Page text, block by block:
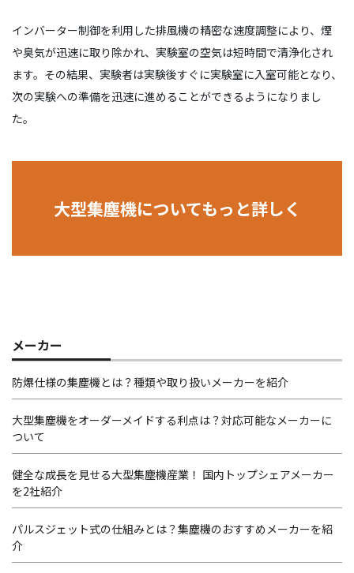
インバーター制御を利用した排風機の精密な速度調整により、煙
や臭気が迅速に取り除かれ、実験室の空気は短時間で清浄化され
ます。その結果、実験者は実験後すぐに実験室に入室可能となり、
次の実験への準備を迅速に進めることができるようになりまし
た。
大型集塵機についてもっと詳しく
メーカー
防爆仕様の集塵機とは？種類や取り扱いメーカーを紹介
大型集塵機をオーダーメイドする利点は？対応可能なメーカーに
ついて
健全な成長を見せる大型集塵機産業！ 国内トップシェアメーカー
を2社紹介
パルスジェット式の仕組みとは？集塵機のおすすめメーカーを紹
介